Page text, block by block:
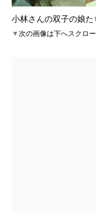
小林さんの双子の娘た
▼次の画像は下へスクロ